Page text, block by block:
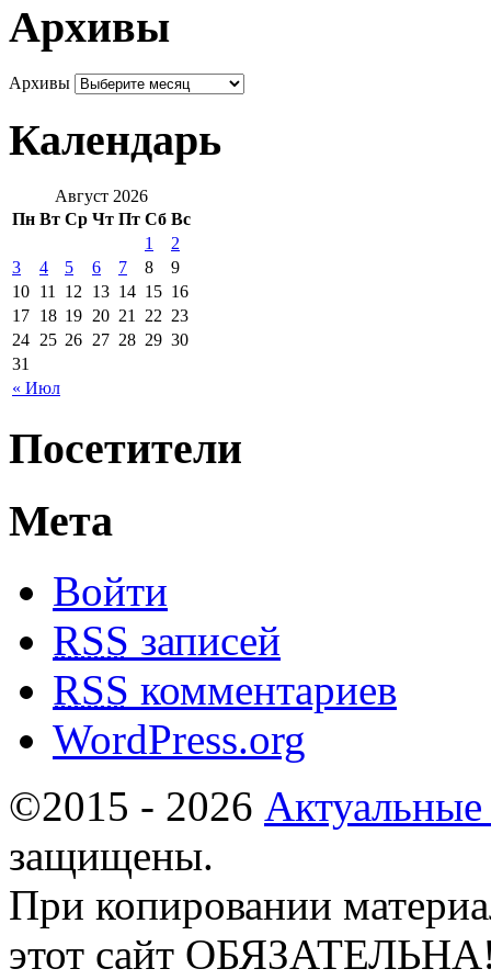
Архивы
Архивы
Календарь
Август 2026
Пн Вт Ср Чт Пт Сб Вс
« Июл
1
2
3
4 5 6 7 8
9
10 11 12 13 14 15 16
17 18 19 20 21 22 23
24 25 26 27 28 29 30
31
Посетители
Мета
Войти
RSS записей
RSS комментариев
WordPress.org
©2015 - 2026
защищены.
При копировании
этот сайт